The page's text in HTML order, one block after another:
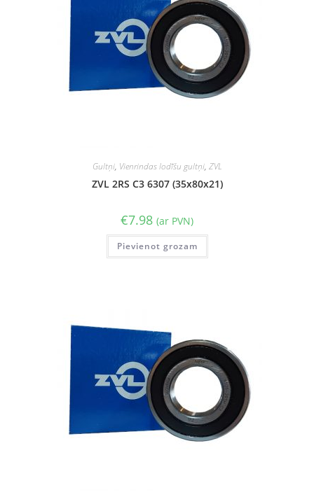
Gultņi, Vienrindas lodīšu gultņi, ZVL
ZVL 2RS C3 6307 (35x80x21)
€7.98 (ar PVN)
Pievienot grozam